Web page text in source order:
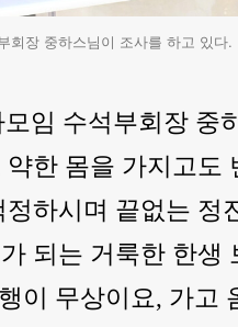
회장 중하스님이 조사를 하고 있다.
모임 수석부회장 중
한 몸을 가지고도
하시며 끝없는 정
되는 거룩한 한생
이 무상이요, 가고